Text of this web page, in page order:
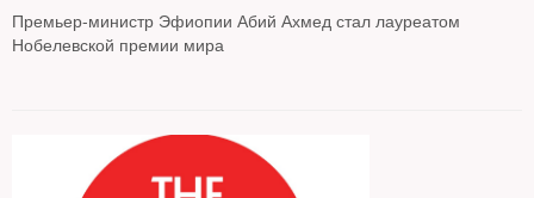
Премьер-министр Эфиопии Абий Ахмед стал лауреатом
Нобелевской премии мира